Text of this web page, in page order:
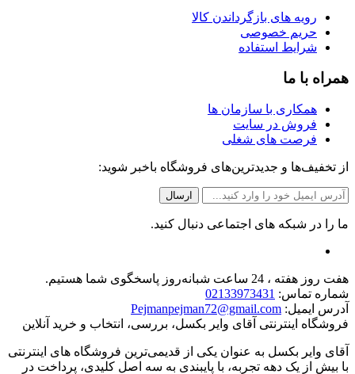
رویه های بازگرداندن کالا
حریم خصوصی
شرایط استفاده
همراه با ما
همکاری با سازمان ها
فروش در سایت
فرصت های شغلی
از تخفیف‌ها و جدیدترین‌های فروشگاه باخبر شوید:
ما را در شبکه های اجتماعی دنبال کنید.
هفت روز هفته ، 24 ساعت شبانه‌روز پاسخگوی شما هستیم.
شماره تماس: 02133973431
آدرس ایمیل: Pejmanpejman72@gmail.com
فروشگاه اینترنتی آقای وایر بکسل، بررسی، انتخاب و خرید آنلاین
آقای وایر بکسل به عنوان یکی از قدیمی‌ترین فروشگاه های اینترنتی
با بیش از یک دهه تجربه، با پایبندی به سه اصل کلیدی، پرداخت در